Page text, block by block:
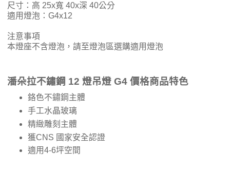
尺寸：高 25x寬 40x深 40公分
適用燈泡：G4x12
注意事項
本燈座不含燈泡，請至燈泡區選購適用燈泡
潘朵拉不鏽鋼 12 燈吊燈 G4 價格商品特色
鉻色不鏽鋼主體
手工水晶玻璃
精緻雕刻主體
獲CNS 國家安全認證
適用4-6坪空間